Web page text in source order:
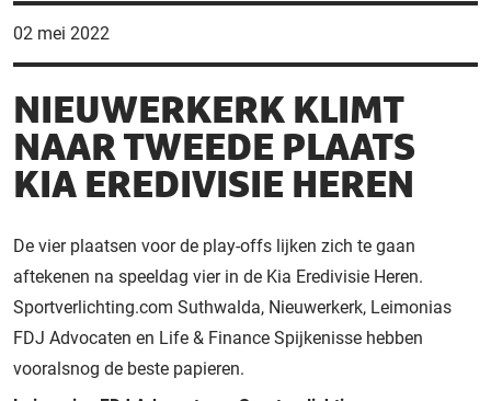
02 mei 2022
NIEUWERKERK KLIMT
NAAR TWEEDE PLAATS
KIA EREDIVISIE HEREN
De vier plaatsen voor de play-offs lijken zich te gaan
aftekenen na speeldag vier in de Kia Eredivisie Heren.
Sportverlichting.com Suthwalda, Nieuwerkerk, Leimonias
FDJ Advocaten en Life & Finance Spijkenisse hebben
vooralsnog de beste papieren.